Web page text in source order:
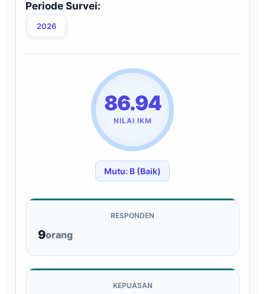
Periode Survei:
2026
86.94
NILAI IKM
Mutu: B (Baik)
RESPONDEN
9orang
KEPUASAN